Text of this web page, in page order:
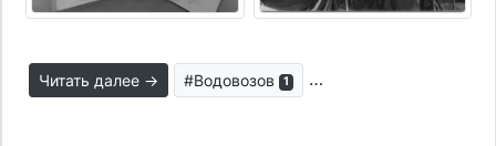
Читать далее → #Водовозов 1 #личность в истории